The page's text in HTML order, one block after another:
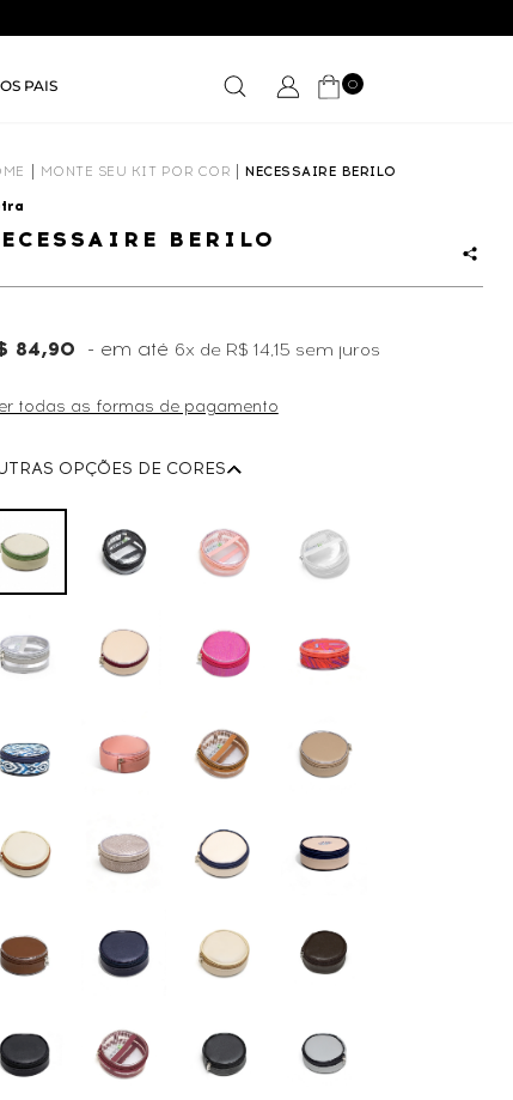
PAIS 0
MONTE SEU KIT POR COR NECESSAIRE BERILO
BERILO
84,90 6x de R$ 14,15 sem juros
todas as formas de pagamento
OPÇÕES DE CORES